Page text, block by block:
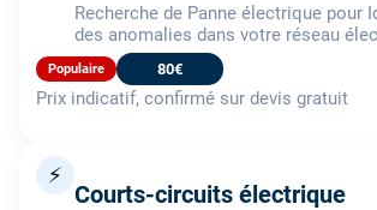
Recherche de Panne électrique pour
des anomalies dans votre réseau
Populaire 80€
Prix indicatif, confirmé sur devis gratuit
⚡
Courts-circuits électrique